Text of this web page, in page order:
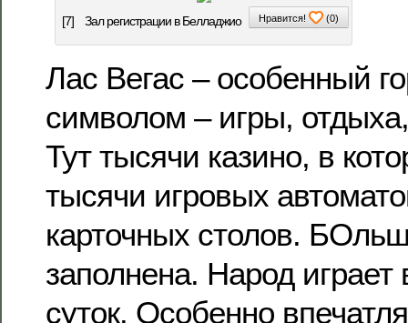
[7] Зал регистрации в Белладжио Нравится! (0)
Лас Вегас – особенный
символом – игры,
Тут тысячи казино, в
тысячи игровых
карточных столов.
заполнена. Народ
суток. Особенно